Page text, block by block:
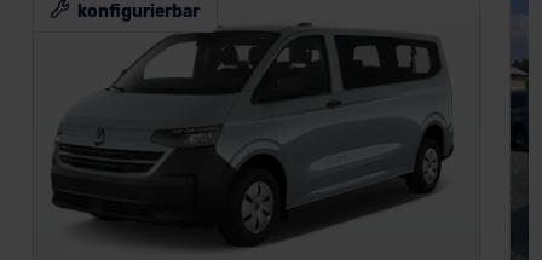
konfigurierbar